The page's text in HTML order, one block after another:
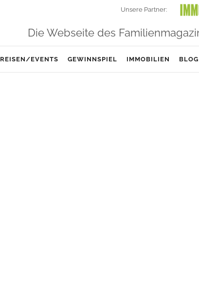
Unsere Partner:
Die Webseite des
REISEN/EVENTS GEWINNSPIEL IMMOBILIEN BLOG